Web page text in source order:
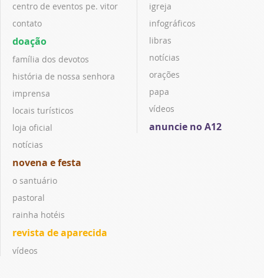
centro de eventos pe. vitor
contato
doação
família dos devotos
história de nossa senhora
imprensa
locais turísticos
loja oficial
notícias
novena e festa
o santuário
pastoral
rainha hotéis
revista de aparecida
vídeos
igreja
infográficos
libras
notícias
orações
papa
vídeos
anuncie no A12